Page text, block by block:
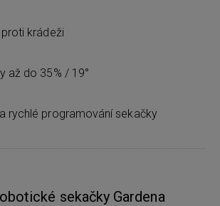
krádeži
až do 35% / 19°
rychlé programování sekačky
sekačky Gardena